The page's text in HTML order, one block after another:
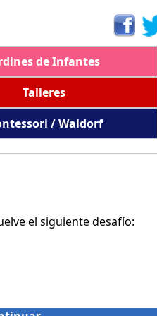
de Infantes
Talleres
/ Waldorf
el siguiente desafío: